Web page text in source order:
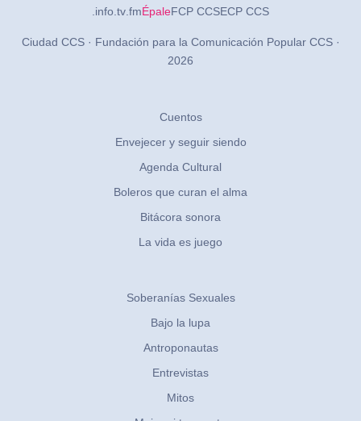
.info .tv .fmÉpaleFCP CCSECP CCS
Ciudad CCS · Fundación para la Comunicación Popular CCS ·
2026
Cuentos
Envejecer y seguir siendo
Agenda Cultural
Boleros que curan el alma
Bitácora sonora
La vida es juego
Soberanías Sexuales
Bajo la lupa
Antroponautas
Entrevistas
Mitos